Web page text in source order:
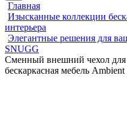
Главная
Изысканные коллекции
интерьера
Элегантные решения для
SNUGG
Сменный внешний чехол
бескаркасная мебель